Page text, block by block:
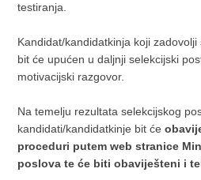
testiranja.
Kandidat/kandidatkinja koji
bit će upućen u daljnji selekcijski
motivacijski razgovor.
Na temelju rezultata selekcijskog
kandidati/kandidatkinje bit će
proceduri putem web stranice
poslova te će biti obaviješteni i